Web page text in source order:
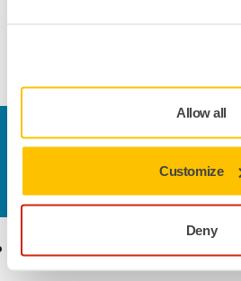
Allow all
Customize
Deny
Kontakt oss
Ta kontakt
,
Produkter